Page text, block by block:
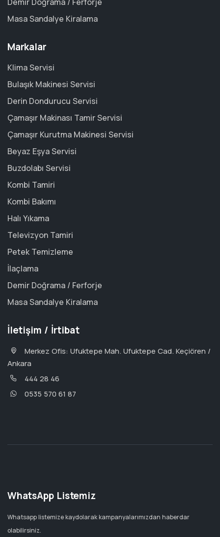
Masa Sandalye Kiralama
Markalar
Klima Servisi
Bulaşık Makinesi Servisi
Derin Dondurucu Servisi
Çamaşır Makinası Tamir Servisi
Çamaşır Kurutma Makinesi Servisi
Beyaz Eşya Servisi
Buzdolabı Servisi
Kombi Tamiri
Kombi Bakımı
Halı Yıkama
Televizyon Tamiri
Petek Temizleme
İlaçlama
Demir Doğrama / Ferforje
Masa Sandalye Kiralama
İletişim / İrtibat
Merkez Ofis: Ufuktepe Mah. Ufuktepe Cad. Keçiören /
Ankara
444 28 46
0535 570 61 87
WhatsApp Listemiz
Whatsapp listemize kaydolarak kampanyalarımızdan haberdar
olabilirsiniz.